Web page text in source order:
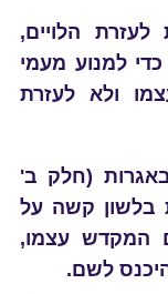
הלויים,
למנוע מעמי
ולא לעזרת
(חלק ב'
בלשון קשה על
המקדש עצמו,
לשם.